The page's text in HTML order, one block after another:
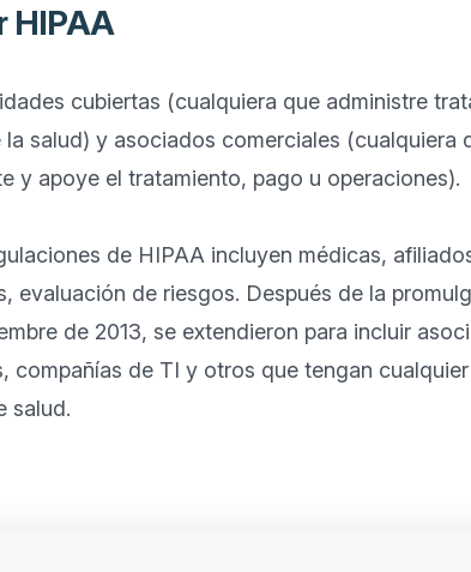
HIPAA
cubiertas (cualquiera que administre
salud) y asociados comerciales (cualquiera
y apoye el tratamiento, pago u operaciones).
de HIPAA incluyen médicas,
evaluación de riesgos. Después de la
de 2013, se extendieron para incluir
compañías de TI y otros que tengan cualquier